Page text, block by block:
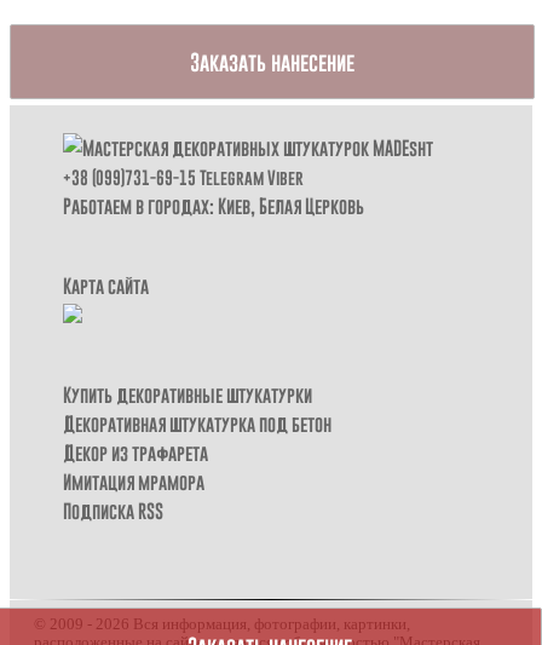
Заказать нанесение
+38 (099)731-69-15 TelegramViber
Работаем в городах: Киев,Белая Церковь
Карта сайта
Купить декоративные штукатурки
Декоративная штукатурка под бетон
Декор из трафарета
Имитация мрамора
Подписка RSS
© 2009 - 2026 Вся информация, фотографии, картинки,